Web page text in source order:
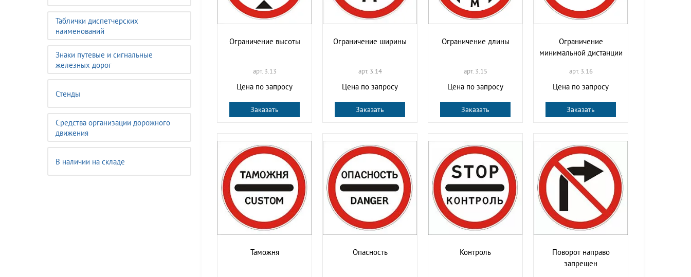
Таблички диспетчерских
наименований
Знаки путевые и сигнальные
железных дорог
Стенды
Средства организации дорожного
движения
В наличии на складе
Ограничение высоты
арт. 3.13
Цена по запросу
Заказать
Ограничение ширины
арт. 3.14
Цена по запросу
Заказать
Ограничение длины
арт. 3.15
Цена по запросу
Заказать
Ограничение
минимальной дистанции
арт. 3.16
Цена по запросу
Заказать
Таможня Опасность Контроль
Поворот направо
запрещен